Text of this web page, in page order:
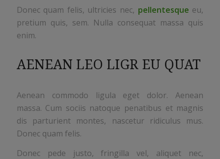
Donec quam felis, ultricies nec, pellentesque eu,
pretium quis, sem. Nulla consequat massa quis
enim.
AENEAN LEO LIGR EU QUAT
Aenean commodo ligula eget dolor. Aenean
massa. Cum sociis natoque penatibus et magnis
dis parturient montes, nascetur ridiculus mus.
Donec quam felis.
Donec pede justo, fringilla vel, aliquet nec,